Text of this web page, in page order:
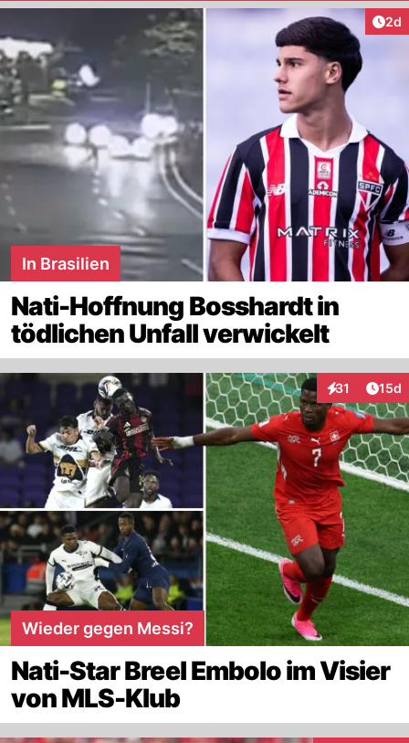
2d
In Brasilien
Nati-Hoffnung Bosshardt in
tödlichen Unfall verwickelt
31
Interaktionen
15d
Wieder gegen Messi?
Nati-Star Breel Embolo im Visier
von MLS-Klub